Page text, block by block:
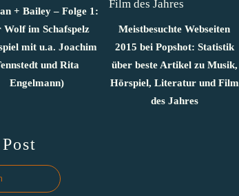
+ Bailey – Folge 1:
Wolf im Schafspelz
mit u.a. Joachim
und Rita
Engelmann)
Meistbesuchte Webseiten
2015 bei Popshot: Statistik
über beste Artikel zu Musik,
Hörspiel, Literatur und Film
des Jahres